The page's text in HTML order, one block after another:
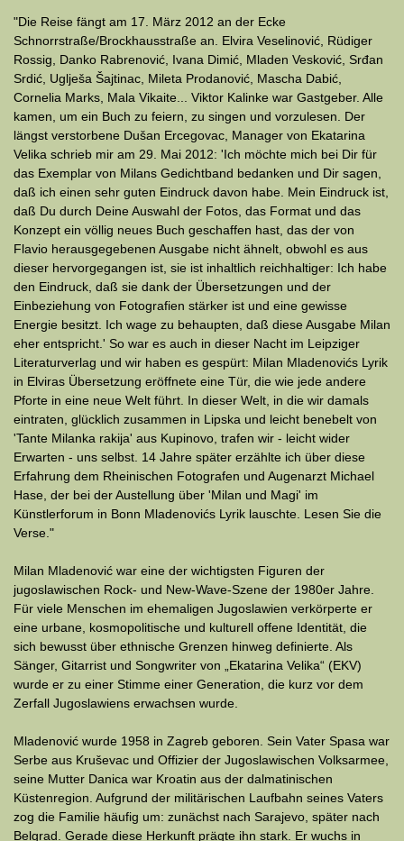
"Die Reise fängt am 17. März 2012 an der Ecke
Schnorrstraße/Brockhausstraße an. Elvira Veselinović, Rüdiger
Rossig, Danko Rabrenović, Ivana Dimić, Mladen Vesković, Srđan
Srdić, Uglješa Šajtinac, Mileta Prodanović, Mascha Dabić,
Cornelia Marks, Mala Vikaite... Viktor Kalinke war Gastgeber. Alle
kamen, um ein Buch zu feiern, zu singen und vorzulesen. Der
längst verstorbene Dušan Ercegovac, Manager von Ekatarina
Velika schrieb mir am 29. Mai 2012: 'Ich möchte mich bei Dir für
das Exemplar von Milans Gedichtband bedanken und Dir sagen,
daß ich einen sehr guten Eindruck davon habe. Mein Eindruck ist,
daß Du durch Deine Auswahl der Fotos, das Format und das
Konzept ein völlig neues Buch geschaffen hast, das der von
Flavio herausgegebenen Ausgabe nicht ähnelt, obwohl es aus
dieser hervorgegangen ist, sie ist inhaltlich reichhaltiger: Ich habe
den Eindruck, daß sie dank der Übersetzungen und der
Einbeziehung von Fotografien stärker ist und eine gewisse
Energie besitzt. Ich wage zu behaupten, daß diese Ausgabe Milan
eher entspricht.' So war es auch in dieser Nacht im Leipziger
Literaturverlag und wir haben es gespürt: Milan Mladenovićs Lyrik
in Elviras Übersetzung eröffnete eine Tür, die wie jede andere
Pforte in eine neue Welt führt. In dieser Welt, in die wir damals
eintraten, glücklich zusammen in Lipska und leicht benebelt von
'Tante Milanka rakija' aus Kupinovo, trafen wir - leicht wider
Erwarten - uns selbst. 14 Jahre später erzählte ich über diese
Erfahrung dem Rheinischen Fotografen und Augenarzt Michael
Hase, der bei der Austellung über 'Milan und Magi' im
Künstlerforum in Bonn Mladenovićs Lyrik lauschte. Lesen Sie die
Verse."
Milan Mladenović war eine der wichtigsten Figuren der
jugoslawischen Rock- und New-Wave-Szene der 1980er Jahre.
Für viele Menschen im ehemaligen Jugoslawien verkörperte er
eine urbane, kosmopolitische und kulturell offene Identität, die
sich bewusst über ethnische Grenzen hinweg definierte. Als
Sänger, Gitarrist und Songwriter von „Ekatarina Velika“ (EKV)
wurde er zu einer Stimme einer Generation, die kurz vor dem
Zerfall Jugoslawiens erwachsen wurde.
Mladenović wurde 1958 in Zagreb geboren. Sein Vater Spasa war
Serbe aus Kruševac und Offizier der Jugoslawischen Volksarmee,
seine Mutter Danica war Kroatin aus der dalmatinischen
Küstenregion. Aufgrund der militärischen Laufbahn seines Vaters
zog die Familie häufig um: zunächst nach Sarajevo, später nach
Belgrad. Gerade diese Herkunft prägte ihn stark. Er wuchs in